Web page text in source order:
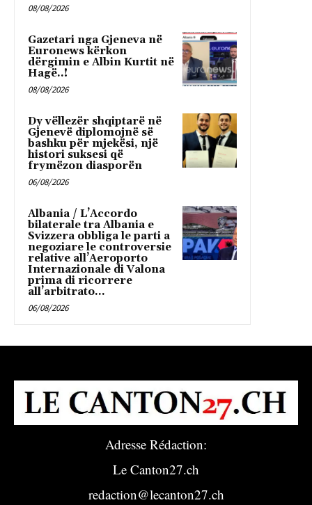
08/08/2026
Gazetari nga Gjeneva në
Euronews kërkon
dërgimin e Albin Kurtit në
Hagë..!
08/08/2026
Dy vëllezër shqiptarë në
Gjenevë diplomojnë së
bashku për mjekësi, një
histori suksesi që
frymëzon diasporën
06/08/2026
Albania / L’Accordo
bilaterale tra Albania e
Svizzera obbliga le parti a
negoziare le controversie
relative all’Aeroporto
Internazionale di Valona
prima di ricorrere
all’arbitrato...
06/08/2026
Adresse Rédaction:
Le Canton27.ch
redaction@lecanton27.ch